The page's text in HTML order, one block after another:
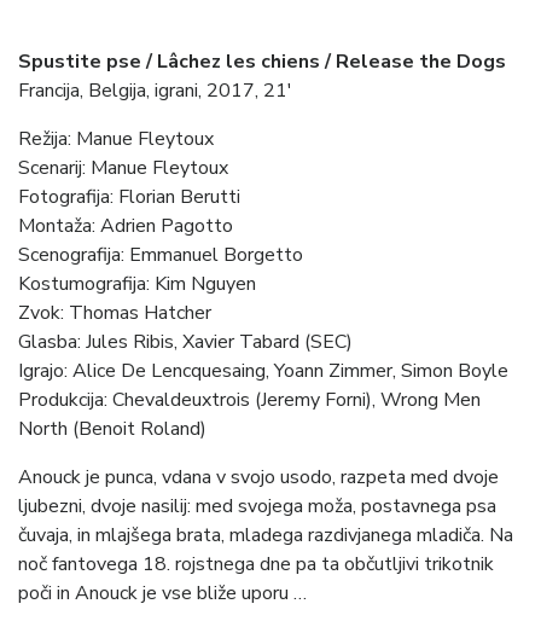
Spustite pse / Lâchez les chiens / Release the Dogs
Francija, Belgija, igrani, 2017, 21′
Režija: Manue Fleytoux
Scenarij: Manue Fleytoux
Fotografija: Florian Berutti
Montaža: Adrien Pagotto
Scenografija: Emmanuel Borgetto
Kostumografija: Kim Nguyen
Zvok: Thomas Hatcher
Glasba: Jules Ribis, Xavier Tabard (SEC)
Igrajo: Alice De Lencquesaing, Yoann Zimmer, Simon Boyle
Produkcija: Chevaldeuxtrois (Jeremy Forni), Wrong Men
North (Benoit Roland)
Anouck je punca, vdana v svojo usodo, razpeta med dvoje
ljubezni, dvoje nasilij: med svojega moža, postavnega psa
čuvaja, in mlajšega brata, mladega razdivjanega mladiča. Na
noč fantovega 18. rojstnega dne pa ta občutljivi trikotnik
poči in Anouck je vse bliže uporu …